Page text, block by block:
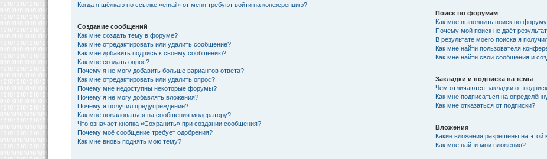
Когда я щёлкаю по ссылке «email» от меня требуют войти на конференцию?
Создание сообщений
Как мне создать тему в форуме?
Как мне отредактировать или удалить сообщение?
Как мне добавить подпись к своему сообщению?
Как мне создать опрос?
Почему я не могу добавить больше вариантов ответа?
Как мне отредактировать или удалить опрос?
Почему мне недоступны некоторые форумы?
Почему я не могу добавлять вложения?
Почему я получил предупреждение?
Как мне пожаловаться на сообщения модератору?
Что означает кнопка «Сохранить» при создании сообщения?
Почему моё сообщение требует одобрения?
Как мне вновь поднять мою тему?
Поиск по форумам
Как мне выполнить поиск по
Почему мой поиск не даёт
В результате моего поиска я
Как мне найти пользователя
Как мне найти свои сообщения и
Закладки и подписка на темы
Чем отличаются закладки от
Как мне подписаться на
Как мне отказаться от подписки?
Вложения
Какие вложения разрешены на этой
Как мне найти мои вложения?